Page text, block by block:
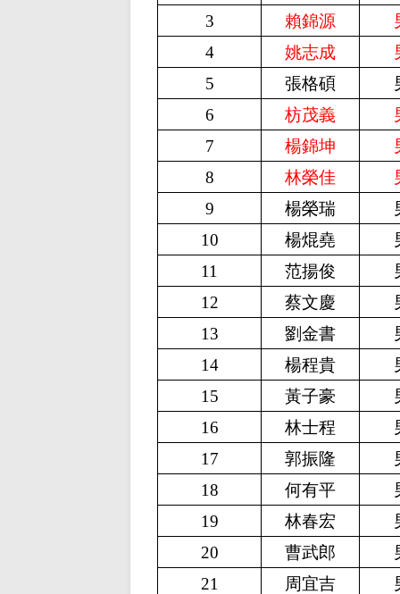
3
賴錦源
4
姚志成
5
張格碩
6
枋茂義
7
楊錦坤
8
林榮佳
9
楊榮瑞
10
楊焜堯
11
范揚俊
12
蔡文慶
13
劉金書
14
楊程貴
15
黃子豪
16
林士程
17
郭振隆
18
何有平
19
林春宏
20
曹武郎
21
周宜吉